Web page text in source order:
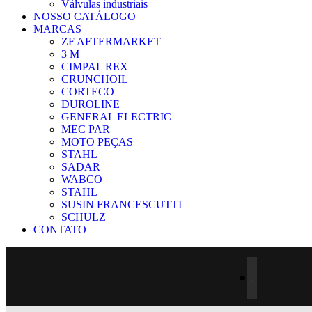
Válvulas industriais
NOSSO CATÁLOGO
MARCAS
ZF AFTERMARKET
3 M
CIMPAL REX
CRUNCHOIL
CORTECO
DUROLINE
GENERAL ELECTRIC
MEC PAR
MOTO PEÇAS
STAHL
SADAR
WABCO
STAHL
SUSIN FRANCESCUTTI
SCHULZ
CONTATO